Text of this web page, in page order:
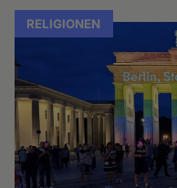
RELIGIONEN